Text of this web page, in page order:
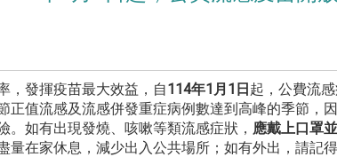
發揮疫苗最大效益，自114年1月1日起，公費流
正值流感及流感併發重症病例數達到高峰的季節，
。如有出現發燒、咳嗽等類流感症狀， 應戴上口罩
量在家休息，減少出入公共場所；如有外出，請記